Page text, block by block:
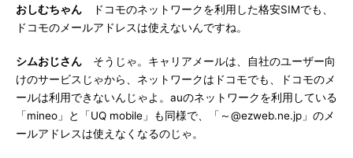
おしむちゃん ドコモのネットワークを利用した格安SIMでも、
ドコモのメールアドレスは使えないんですね。
シムおじさん そうじゃ。キャリアメールは、自社のユーザー向
けのサービスじゃから、ネットワークはドコモでも、ドコモのメ
ールは利用できないんじゃよ。auのネットワークを利用している
「mineo」と「UQ mobile」も同様で、「～@ezweb.ne.jp」のメ
ールアドレスは使えなくなるのじゃ。